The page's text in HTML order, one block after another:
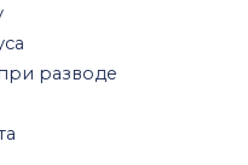
разводе
частного дома
экспертиза
после пожара